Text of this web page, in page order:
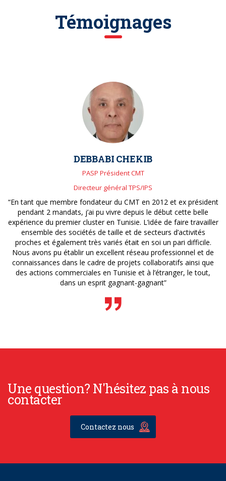
Témoignages
DEBBABI CHEKIB
PASP Président CMT
Directeur général TPS/IPS
“En tant que membre fondateur du CMT en 2012 et ex président
pendant 2 mandats, j’ai pu vivre depuis le début cette belle
expérience du premier cluster en Tunisie. L’idée de faire travailler
ensemble des sociétés de taille et de secteurs d’activités
proches et également très variés était en soi un pari difficile.
Nous avons pu établir un excellent réseau professionnel et de
connaissances dans le cadre de projets collaboratifs ainsi que
des actions commerciales en Tunisie et à l’étranger, le tout,
dans un esprit gagnant-gagnant”
Une question? N'hésitez pas à nous
contacter
Contactez nous